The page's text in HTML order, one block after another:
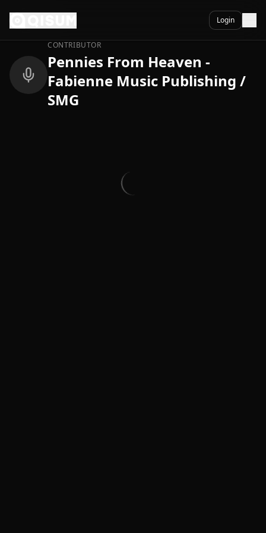
Login
CONTRIBUTOR
Pennies From Heaven -
Fabienne Music Publishing /
SMG